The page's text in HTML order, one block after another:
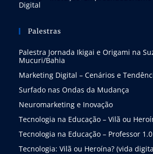
Digital
Palestras
Palestra Jornada Ikigai e Origami na
Mucuri/Bahia
Marketing Digital – Cenários e
Surfado nas Ondas da Mudança
Neuromarketing e Inovação
Tecnologia na Educação – Vilã ou
Tecnologia na Educação – Professor
Tecnologia: Vilã ou Heroína? (vida